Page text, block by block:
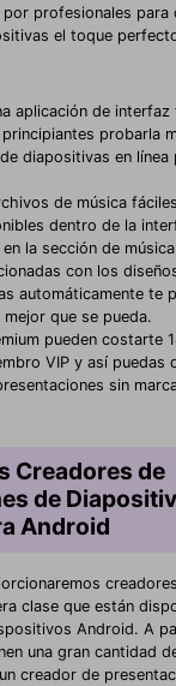
profesionales para
el toque
aplicación de
probarla
diapositivas en línea
de música
dentro de la
la sección de
con los
automáticamente te
que se pueda.
pueden costarte
VIP y así puedas
sin
Creadores de
de
Android
clase que están
Android. A
una gran cantidad
creador de